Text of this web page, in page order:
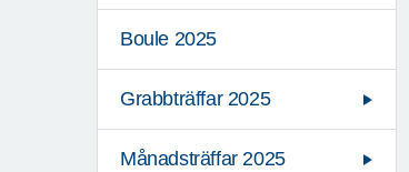
Boule 2025
Grabbträffar 2025
Månadsträffar 2025